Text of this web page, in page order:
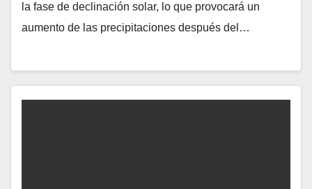
la fase de declinación solar, lo que provocará un
aumento de las precipitaciones después del…